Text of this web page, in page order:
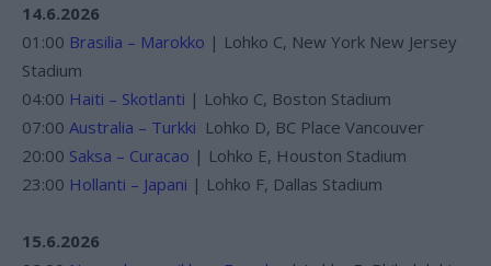
14.6.2026
01:00 Brasilia – Marokko | Lohko C, New York New Jersey
Stadium
04:00 Haiti – Skotlanti | Lohko C, Boston Stadium
07:00 Australia – Turkki Lohko D, BC Place Vancouver
20:00 Saksa – Curacao | Lohko E, Houston Stadium
23:00 Hollanti – Japani | Lohko F, Dallas Stadium
15.6.2026